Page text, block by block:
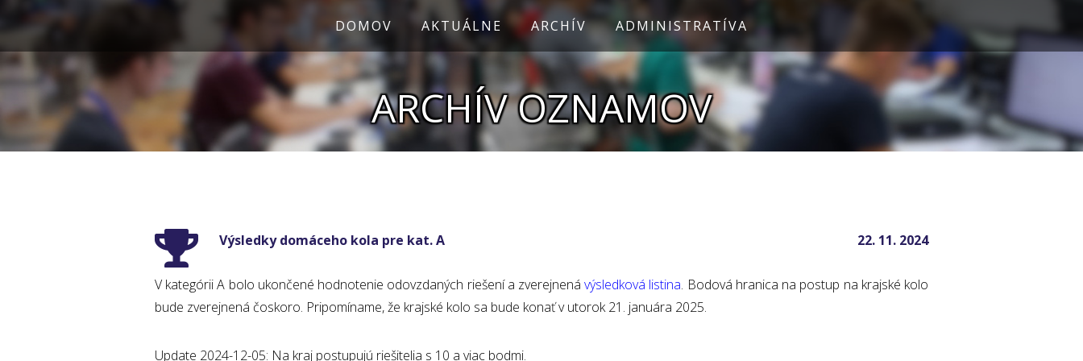
DOMOV AKTUÁLNE ARCHÍV ADMINISTRATÍVA
ARCHÍV OZNAMOV
Výsledky domáceho kola pre kat. A 22. 11. 2024
V kategórii A bolo ukončené hodnotenie odovzdaných riešení a zverejnenávýsledková listina. Bodová hranica na postup na krajské kolo
bude zverejnená čoskoro. Pripomíname, že krajské kolo sa bude konať v utorok 21. januára 2025.
Update 2024-12-05: Na kraj postupujú riešitelia s 10 a viac bodmi.